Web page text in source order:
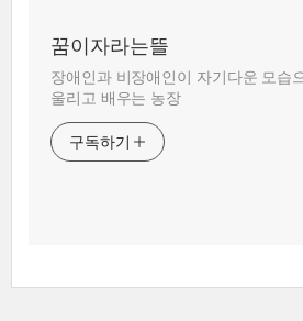
꿈이자라는뜰
장애인과 비장애인이 자기다운 모습
울리고 배우는 농장
구독하기